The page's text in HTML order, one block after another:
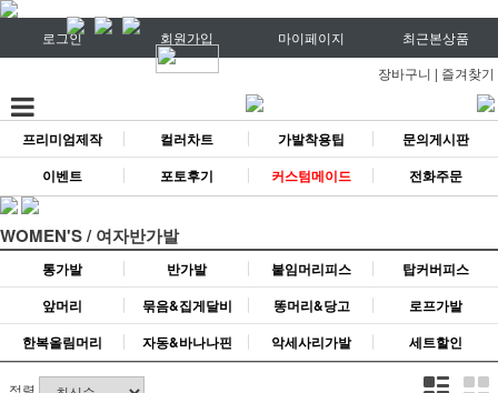
로그인 회원가입 마이페이지
최근본상품
장바구니 | 즐겨찾기
프리미엄제작 컬러차트 가발착용팁
문의게시판
이벤트
포토후기 커스텀메이드 전화주문
WOMEN'S / 여자반가발
통가발 반가발 붙임머리피스
탑커버피스
앞머리
묶음&집게달비 똥머리&당고
로프가발
한복올림머리
자동&바나나핀 악세사리가발 세트할인